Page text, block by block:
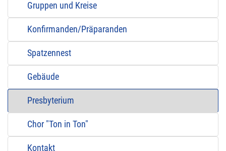
Gruppen und Kreise
Konfirmanden/Präparanden
Spatzennest
Gebäude
Presbyterium
Chor "Ton in Ton"
Kontakt